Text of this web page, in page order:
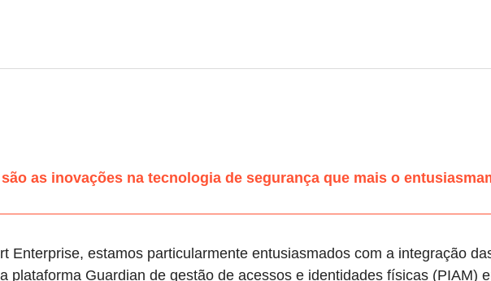
as inovações na tecnologia de segurança que mais o
Enterprise, estamos particularmente entusiasmados com a integração
plataforma Guardian de gestão de acessos e identidades físicas (PIAM)